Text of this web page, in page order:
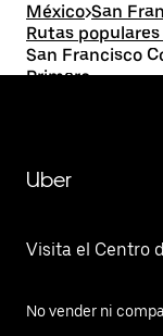
México>San
Rutas
San Francisco
Primero
Uber
Visita el Centro
No vender ni